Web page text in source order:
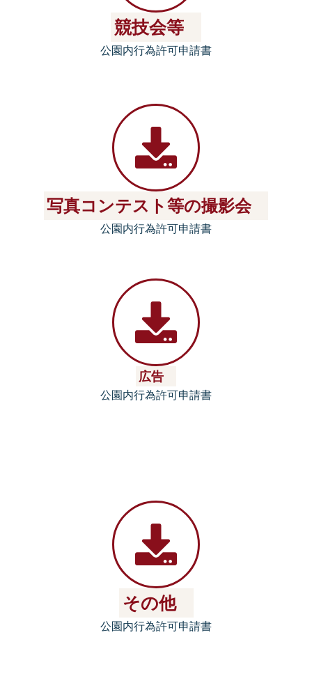
競技会等
公園内行為許可申請書
写真コンテスト等の撮影会
公園内行為許可申請書
広告
公園内行為許可申請書
その他
公園内行為許可申請書